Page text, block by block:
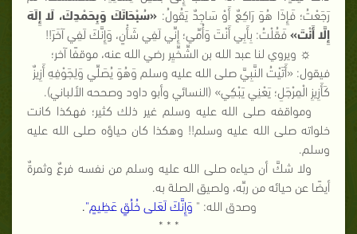
رَجَعْتُ؛ فَإِذَا هُوَ رَاكِعٌ أَوْ سَاجِدٌ يَقُولُ: «سُبْحَانَكَ وَبِحَمْدِكَ، لَا إِلَهَ
إِلَّا أَنْتَ»فَقُلْتُ: بِأَبِي أَنْتَ وَأُمِّي؛ إِنِّي لَفِي شَأْنٍ، وَإِنَّكَ لَفِي آخَرَ!!
☼ ويروي لنا عبد الله بن الشِّخِّيِر رضي الله عنه، موقفًا آخر؛
فيقول: «أَتَيْتُ النَّبِيَّ صلى الله عليه وسلم وَهُوَ يُصَلِّي وَلِجَوْفِهِ أَزِيزٌ
كَأَزِيزِ الْمِرْجَلِ؛ يَعْنِي يَبْكِي» (النسائي وأبو داود وصححه الألباني).
ومواقفه صلى الله عليه وسلم غير ذلك كثير؛ فهكذا كانت
خلواته صلى الله عليه وسلم!! وهكذا كان حياؤه صلى الله عليه
وسلم.
ولا شكَّ أن حياءه صلى الله عليه وسلم من نفسه فرعٌ وثمرةٌ
أيضًا عن حيائه من ربِّه، ولصيق الصلة به.
وصدق الله: " وَإِنَّكَ لَعَلى خُلُقٍ عَظِيمٍ"
.
* * *